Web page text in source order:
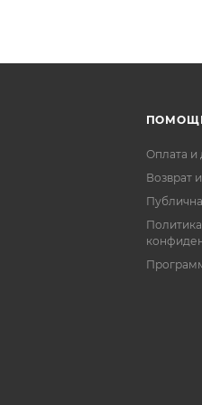
Оплата и
Возврат
Политика